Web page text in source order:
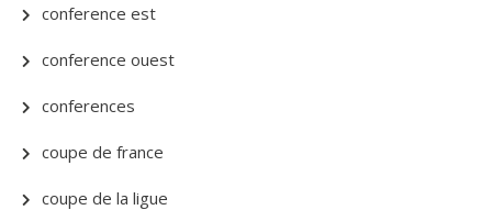
conference est
conference ouest
conferences
coupe de france
coupe de la ligue